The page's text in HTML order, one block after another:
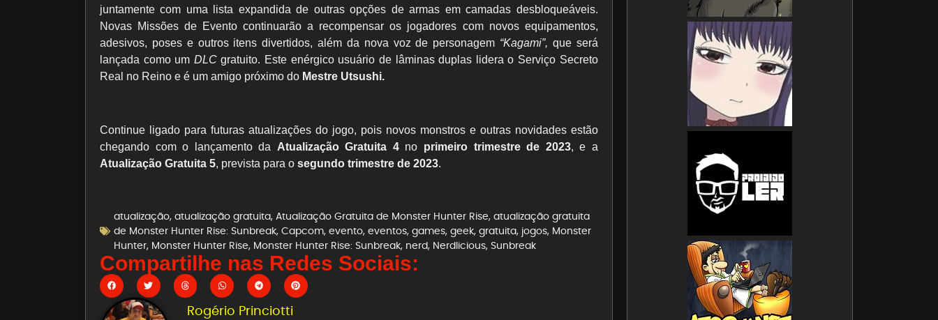
juntamente com uma lista expandida de outras opções de armas em camadas desbloqueáveis.
Novas Missões de Evento continuarão a recompensar os jogadores com novos equipamentos,
adesivos, poses e outros itens divertidos, além da nova voz de personagem “Kagami”, que será
lançada como um DLCgratuito. Este enérgico usuário de lâminas duplas lidera o Serviço Secreto
Real no Reino e é um amigo próximo do Mestre Utsushi.
Continue ligado para futuras atualizações do jogo, pois novos monstros e outras novidades estão
chegando com o lançamento da Atualização Gratuita 4no primeiro trimestre de 2023, e a
Atualização Gratuita 5, prevista para o segundo trimestre de 2023.
atualização, atualização gratuita, Atualização Gratuita de Monster Hunter Rise, atualização gratuita
de Monster Hunter Rise: Sunbreak, Capcom, evento, eventos, games, geek, gratuita, jogos, Monster
Hunter, Monster Hunter Rise, Monster Hunter Rise: Sunbreak, nerd, Nerdlicious, Sunbreak
Compartilhe nas Redes Sociais:
Rogério Princiotti